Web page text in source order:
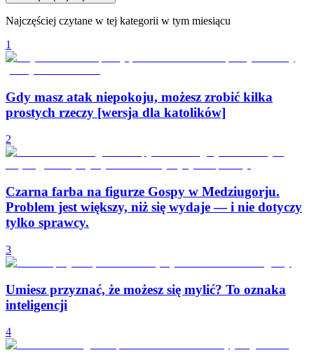
Najczęściej czytane w tej kategorii w tym miesiącu
1
Gdy masz atak niepokoju, możesz zrobić kilka
prostych rzeczy [wersja dla katolików]
2
Czarna farba na figurze Gospy w Medziugorju.
Problem jest większy, niż się wydaje — i nie dotyczy
tylko sprawcy.
3
Umiesz przyznać, że możesz się mylić? To oznaka
inteligencji
4